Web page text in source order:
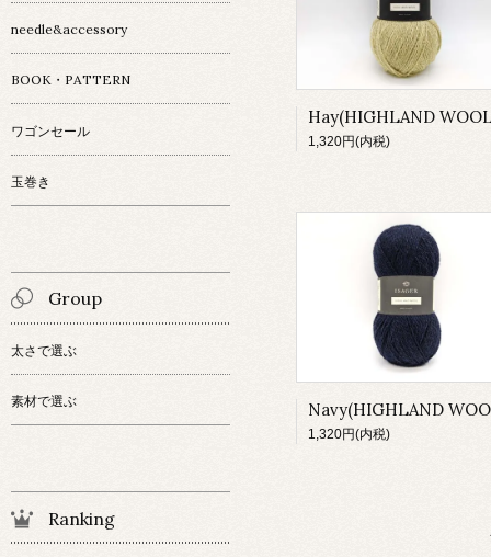
Hay(HIGHLAND
1,320円(内税)
Navy(HIGHLAND
1,320円(内税)
needle&accessory
BOOK・PATTERN
ワゴンセール
玉巻き
Group
太さで選ぶ
素材で選ぶ
Ranking